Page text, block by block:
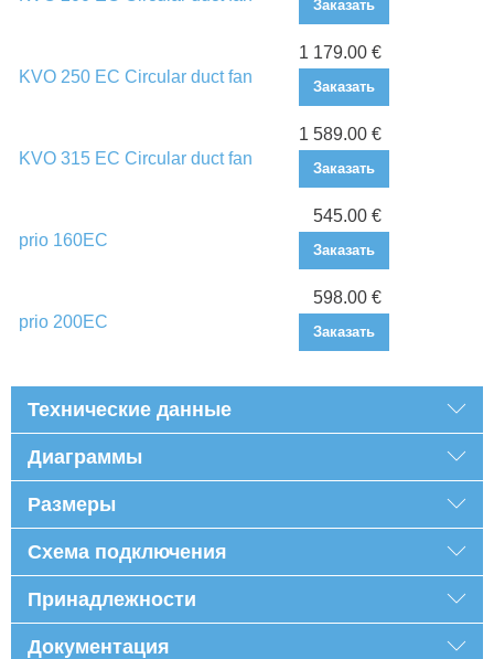
Заказать
KVO 250 EC Circular duct fan
1 179.00 €
Заказать
KVO 315 EC Circular duct fan
1 589.00 €
Заказать
prio 160EC
545.00 €
Заказать
prio 200EC
598.00 €
Заказать
Технические данные
Диаграммы
Размеры
Схема подключения
Принадлежности
Документация